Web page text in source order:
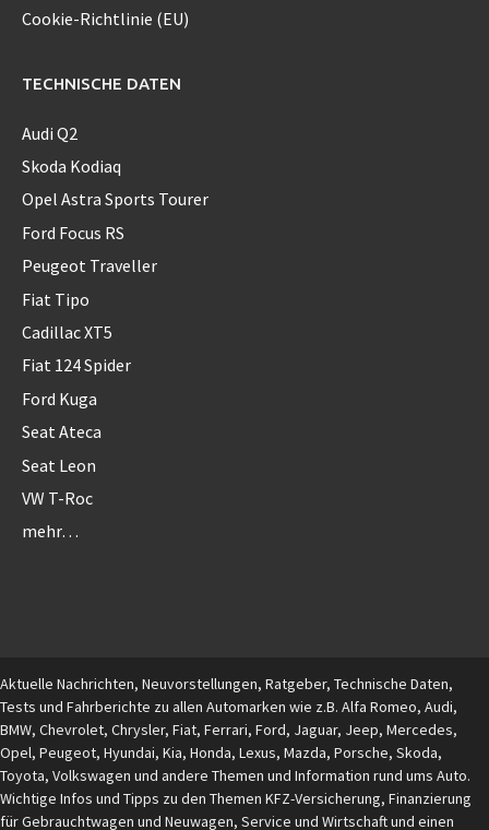
Cookie-Richtlinie (EU)
TECHNISCHE DATEN
Audi Q2
Skoda Kodiaq
Opel Astra Sports Tourer
Ford Focus RS
Peugeot Traveller
Fiat Tipo
Cadillac XT5
Fiat 124 Spider
Ford Kuga
Seat Ateca
Seat Leon
VW T-Roc
mehr…
Aktuelle Nachrichten, Neuvorstellungen, Ratgeber, Technische Daten,
Tests und Fahrberichte zu allen Automarken wie z.B. Alfa Romeo, Audi,
BMW, Chevrolet, Chrysler, Fiat, Ferrari, Ford, Jaguar, Jeep, Mercedes,
Opel, Peugeot, Hyundai, Kia, Honda, Lexus, Mazda, Porsche, Skoda,
Toyota, Volkswagen und andere Themen und Information rund ums Auto.
Wichtige Infos und Tipps zu den Themen KFZ-Versicherung, Finanzierung
für Gebrauchtwagen und Neuwagen, Service und Wirtschaft und einen